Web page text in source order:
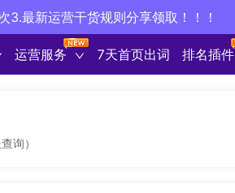
最新运营干货规则分享领取！！！
运营服务 7天首页出词 排名插件
询）